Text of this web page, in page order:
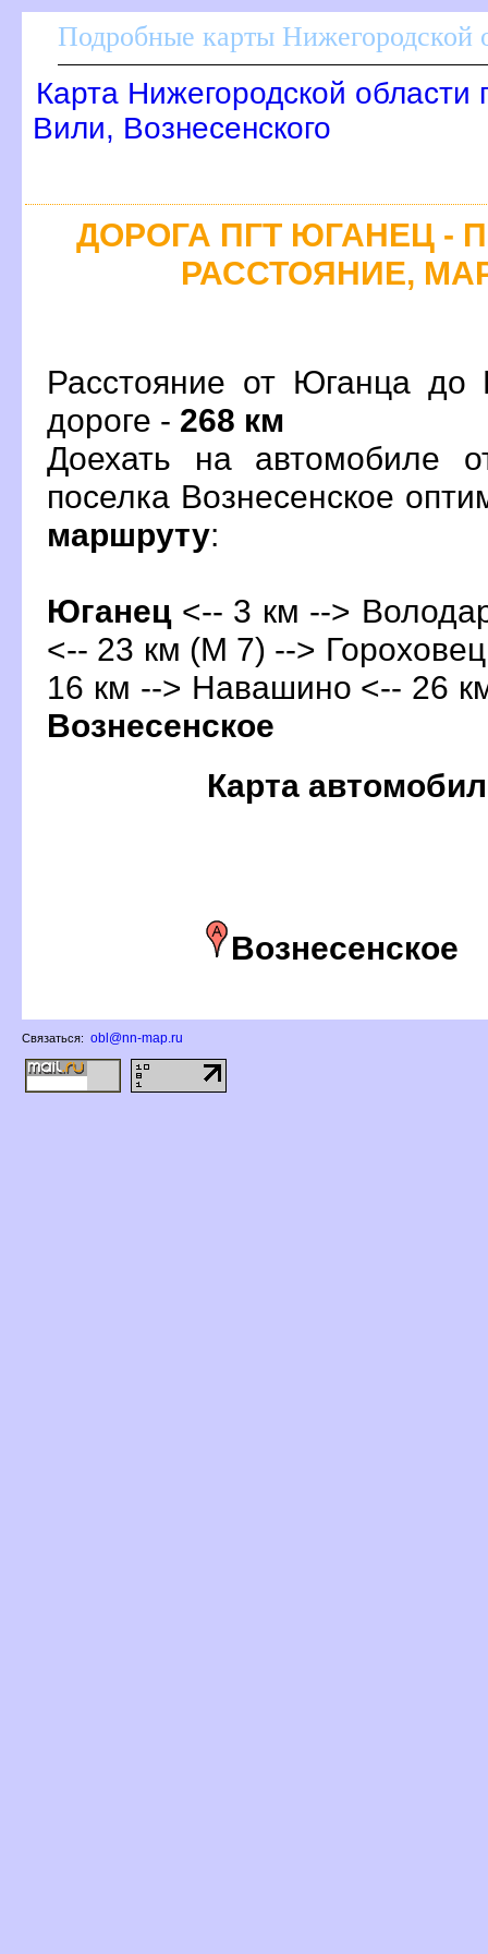
Подробные карты Нижегородской
Карта Нижегородской области
или, Вознесенского
ДОРОГА ПГТ ЮГАНЕЦ -
РАССТОЯНИЕ,
Расстояние от Юганца до
дороге - 268 км
Доехать на автомобиле
поселка Вознесенское
маршруту:
Юганец<-- 3 км -->
<-- 23 км (М 7) -->
16 км --> Навашино <-- 26
ознесенское
Карта
ознесенское
Связаться: obl@nn-map.ru